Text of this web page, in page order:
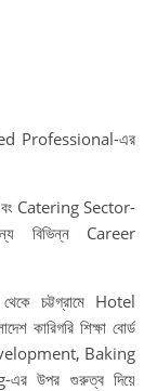
Professional-এর
Catering Sector-
বিভিন্ন Career
চট্টগ্রামে Hotel
কারিগরি শিক্ষা বোর্ড
Baking
উপর গুরুত্ব দিয়ে